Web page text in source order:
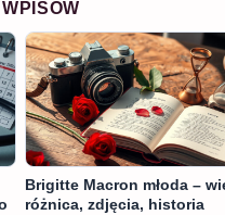
Brigitte Macron młoda –
różnica, zdjęcia, historia